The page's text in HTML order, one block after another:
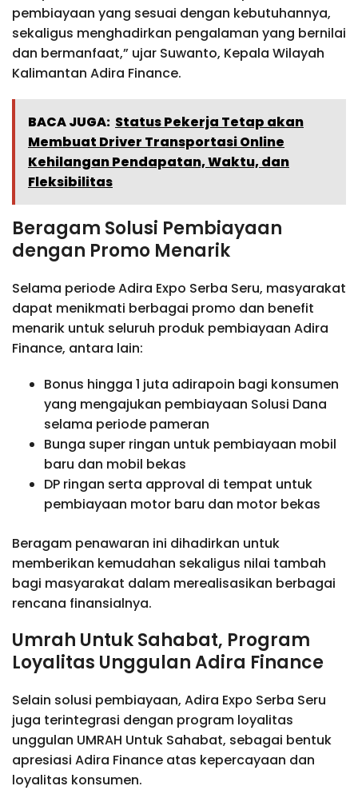
pembiayaan yang sesuai dengan kebutuhannya,
sekaligus menghadirkan pengalaman yang bernilai
dan bermanfaat,” ujar Suwanto, Kepala Wilayah
Kalimantan Adira Finance.
BACA JUGA: Status Pekerja Tetap akan
Membuat Driver Transportasi Online
Kehilangan Pendapatan, Waktu, dan
Fleksibilitas
Beragam Solusi Pembiayaan
dengan Promo Menarik
Selama periode Adira Expo Serba Seru, masyarakat
dapat menikmati berbagai promo dan benefit
menarik untuk seluruh produk pembiayaan Adira
Finance, antara lain:
Bonus hingga 1 juta adirapoin bagi konsumen
yang mengajukan pembiayaan Solusi Dana
selama periode pameran
Bunga super ringan untuk pembiayaan mobil
baru dan mobil bekas
DP ringan serta approval di tempat untuk
pembiayaan motor baru dan motor bekas
Beragam penawaran ini dihadirkan untuk
memberikan kemudahan sekaligus nilai tambah
bagi masyarakat dalam merealisasikan berbagai
rencana finansialnya.
Umrah Untuk Sahabat, Program
Loyalitas Unggulan Adira Finance
Selain solusi pembiayaan, Adira Expo Serba Seru
juga terintegrasi dengan program loyalitas
unggulan UMRAH Untuk Sahabat, sebagai bentuk
apresiasi Adira Finance atas kepercayaan dan
loyalitas konsumen.